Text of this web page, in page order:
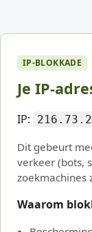
IP-BLOKKADE
Je IP-
IP:
Dit gebeurt
verkeer (bots,
zoekmachines
Waarom